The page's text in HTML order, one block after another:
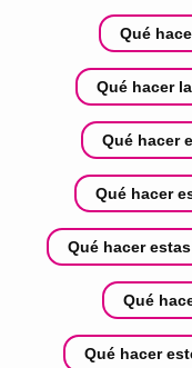
Qué
Qué hacer
Qué hacer
Qué hacer
Qué hacer
Qué
Qué hacer